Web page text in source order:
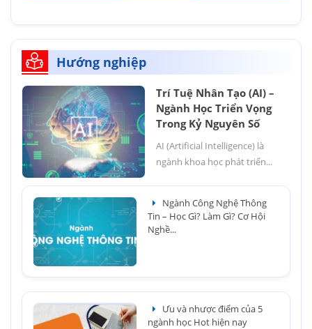
Hướng nghiệp
Trí Tuệ Nhân Tạo (AI) –
Ngành Học Triển Vọng
Trong Kỷ Nguyên Số
AI (Artificial Intelligence) là
ngành khoa học phát triển...
Ngành Công Nghệ Thông
Tin – Học Gì? Làm Gì? Cơ Hội
Nghề...
Ưu và nhược điểm của 5
ngành học Hot hiện nay